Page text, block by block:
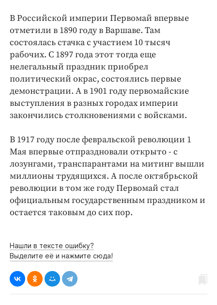
В Российской империи Первомай впервые
отметили в 1890 году в Варшаве. Там
состоялась стачка с участием 10 тысяч
рабочих. С 1897 года этот тогда еще
нелегальный праздник приобрел
политический окрас, состоялись первые
демонстрации. А в 1901 году первомайские
выступления в разных городах империи
закончились столкновениями с войсками.
В 1917 году после февральской революции 1
Мая впервые отпраздновали открыто - с
лозунгами, транспарантами на митинг вышли
миллионы трудящихся. А после октябрьской
революции в том же году Первомай стал
официальным государственным праздником и
остается таковым до сих пор.
Нашли в тексте ошибку?
Выделите её и нажмите сюда!